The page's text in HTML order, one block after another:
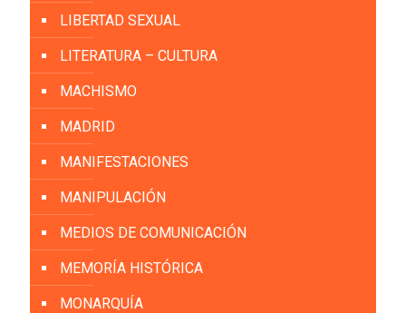
LIBERTAD SEXUAL
LITERATURA – CULTURA
MACHISMO
MADRID
MANIFESTACIONES
MANIPULACIÓN
MEDIOS DE COMUNICACIÓN
MEMORÍA HISTÓRICA
MONARQUÍA